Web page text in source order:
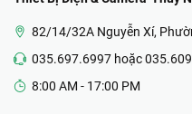
82/14/32A Nguyễn Xí,
035.697.6997 hoặc
8:00 AM - 17:00 PM